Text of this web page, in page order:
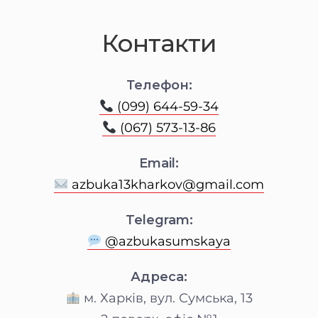
Контакти
Телефон:
(099) 644-59-34
(067) 573-13-86
Email:
azbuka13kharkov@gmail.com
Telegram:
@azbukasumskaya
Адреса:
м. Харків, вул. Сумська, 13